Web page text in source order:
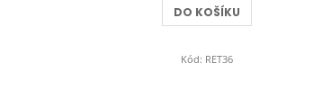
DO KOŠÍKU
Kód: RET36